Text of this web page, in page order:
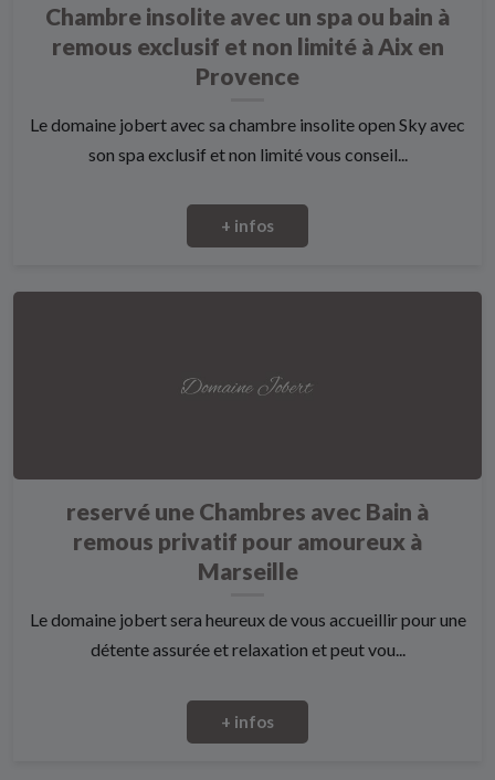
Chambre insolite avec un spa ou bain à
remous exclusif et non limité à Aix en
Provence
Le domaine jobert avec sa chambre insolite open Sky avec
son spa exclusif et non limité vous conseil...
+ infos
reservé une Chambres avec Bain à
remous privatif pour amoureux à
Marseille
Le domaine jobert sera heureux de vous accueillir pour une
détente assurée et relaxation et peut vou...
+ infos